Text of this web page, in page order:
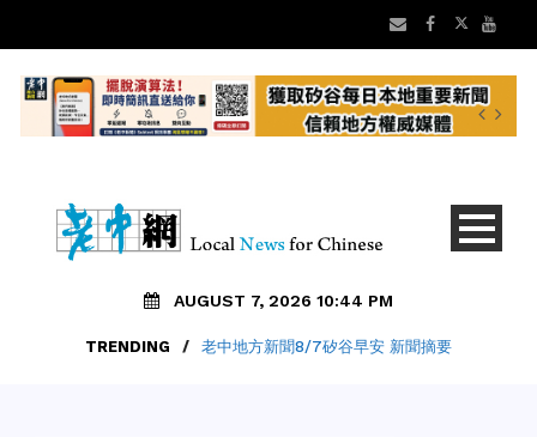
AUGUST 7, 2026 10:44 PM
TRENDING / 老中地方新聞8/7矽谷早安 新聞摘要